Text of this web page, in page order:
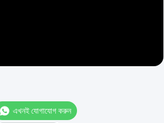
এখনই যোগাযোগ করুন